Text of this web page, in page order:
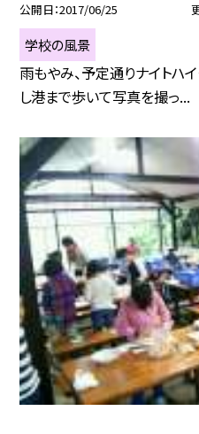
公開日 2017/06/25
学校の風景
雨もやみ、予定通りナイトハ
し港まで歩いて写真を撮っ...